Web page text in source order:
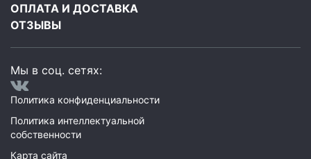
ОПЛАТА И ДОСТАВКА
ОТЗЫВЫ
Мы в соц. сетях:
Политика конфиденциальности
Политика интеллектуальной
собственности
Карта сайта